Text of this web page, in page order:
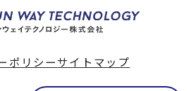
ポリシーサイトマップ